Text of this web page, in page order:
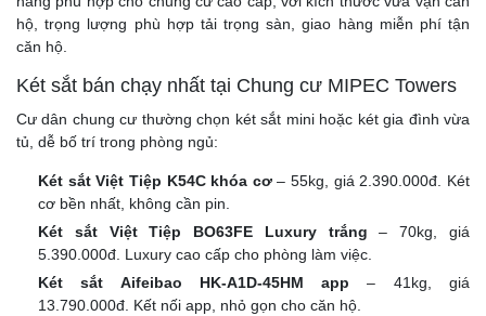
hộ, trọng lượng phù hợp tải trọng sàn, giao hàng miễn phí tận
căn hộ.
Két sắt bán chạy nhất tại Chung cư MIPEC Towers
Cư dân chung cư thường chọn két sắt mini hoặc két gia đình vừa
tủ, dễ bố trí trong phòng ngủ:
Két sắt Việt Tiệp K54C khóa cơ– 55kg, giá 2.390.000đ. Két
cơ bền nhất, không cần pin.
Két sắt Việt Tiệp BO63FE Luxury trắng – 70kg, giá
5.390.000đ. Luxury cao cấp cho phòng làm việc.
Két sắt Aifeibao HK-A1D-45HM app – 41kg, giá
13.790.000đ. Kết nối app, nhỏ gọn cho căn hộ.